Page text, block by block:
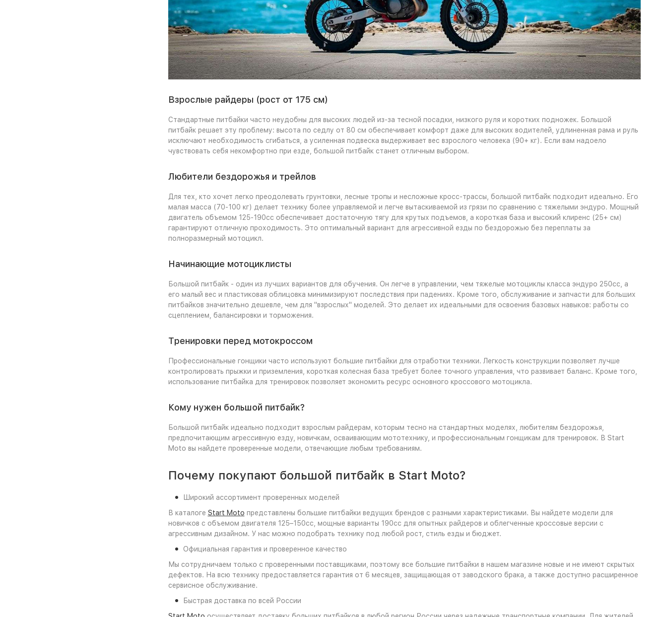
Взрослые райдеры (рост от 175 см)
Стандартные питбайки часто неудобны для высоких людей из-за тесной посадки, низкого руля и коротких подножек. Большой
питбайк решает эту проблему: высота по седлу от 80 см обеспечивает комфорт даже для высоких водителей, удлиненная рама и руль
исключают необходимость сгибаться, а усиленная подвеска выдерживает вес взрослого человека (90+ кг). Если вам надоело
чувствовать себя некомфортно при езде, большой питбайк станет отличным выбором.
Любители бездорожья и трейлов
Для тех, кто хочет легко преодолевать грунтовки, лесные тропы и несложные кросс-трассы, большой питбайк подходит идеально. Его
малая масса (70-100 кг) делает технику более управляемой и легче вытаскиваемой из грязи по сравнению с тяжелыми эндуро. Мощный
двигатель объемом 125-190cc обеспечивает достаточную тягу для крутых подъемов, а короткая база и высокий клиренс (25+ см)
гарантируют отличную проходимость. Это оптимальный вариант для агрессивной езды по бездорожью без переплаты за
полноразмерный мотоцикл.
Начинающие мотоциклисты
Большой питбайк - один из лучших вариантов для обучения. Он легче в управлении, чем тяжелые мотоциклы класса эндуро 250cc, а
его малый вес и пластиковая облицовка минимизируют последствия при падениях. Кроме того, обслуживание и запчасти для больших
питбайков значительно дешевле, чем для "взрослых" моделей. Это делает их идеальными для освоения базовых навыков: работы со
сцеплением, балансировки и торможения.
Тренировки перед мотокроссом
Профессиональные гонщики часто используют большие питбайки для отработки техники. Легкость конструкции позволяет лучше
контролировать прыжки и приземления, короткая колесная база требует более точного управления, что развивает баланс. Кроме того,
использование питбайка для тренировок позволяет экономить ресурс основного кроссового мотоцикла.
Кому нужен большой питбайк?
Большой питбайк идеально подходит взрослым райдерам, которым тесно на стандартных моделях, любителям бездорожья,
предпочитающим агрессивную езду, новичкам, осваивающим мототехнику, и профессиональным гонщикам для тренировок. В Start
Moto вы найдете проверенные модели, отвечающие любым требованиям.
Почему покупают большой питбайк в Start Moto?
Широкий ассортимент проверенных моделей
В каталоге Start Moto представлены большие питбайки ведущих брендов с разными характеристиками. Вы найдете модели для
новичков с объемом двигателя 125–150cc, мощные варианты 190cc для опытных райдеров и облегченные кроссовые версии с
агрессивным дизайном. У нас можно подобрать технику под любой рост, стиль езды и бюджет.
Официальная гарантия и проверенное качество
Мы сотрудничаем только с проверенными поставщиками, поэтому все большие питбайки в нашем магазине новые и не имеют скрытых
дефектов. На всю технику предоставляется гарантия от 6 месяцев, защищающая от заводского брака, а также доступно расширенное
сервисное обслуживание.
Быстрая доставка по всей России